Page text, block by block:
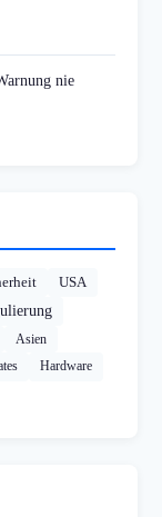
nie
USA
Asien
Hardware